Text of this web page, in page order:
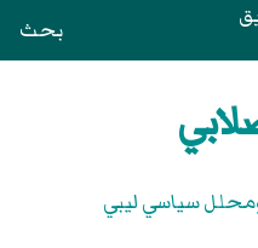
بحث
سياسي ليبي